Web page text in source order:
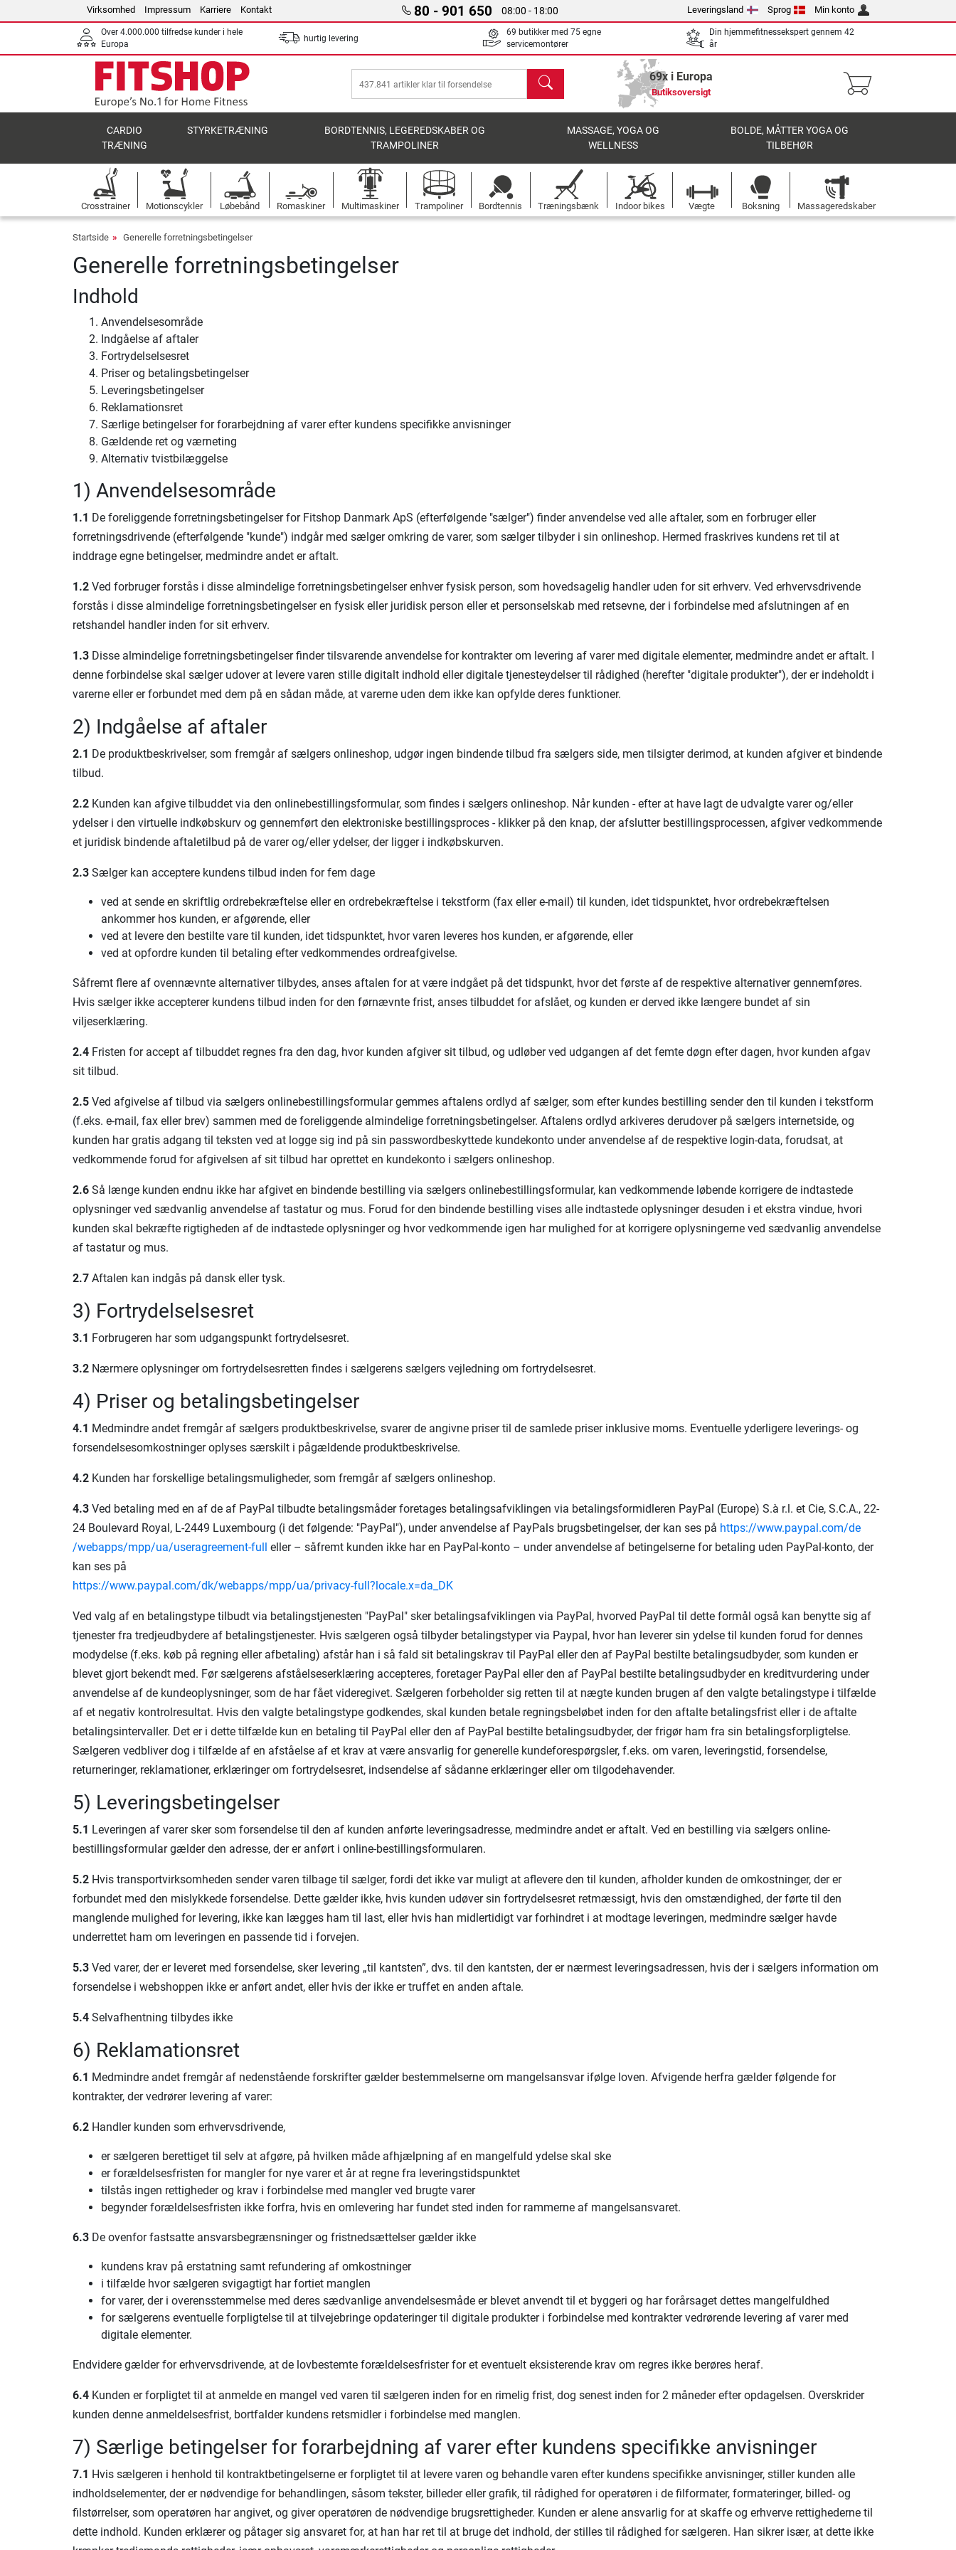
Virksomhed Impressum Karriere Kontakt 80 - 901 650 08:00 - 18:00 Leveringsland Sprog Min konto
Over 4.000.000 tilfredse kunder i hele
Europa
hurtig levering
69 butikker med 75 egne
servicemontører
Din hjemmefitnessekspert gennem 42
år
søg 69x i Europa
Butiksoversigt
CARDIO
TRÆNING
STYRKETRÆNING
BORDTENNIS, LEGEREDSKABER OG
TRAMPOLINER
MASSAGE, YOGA OG
WELLNESS
BOLDE, MÅTTER YOGA OG
TILBEHØR
Crosstrainer Motionscykler Løbebånd Romaskiner Multimaskiner Trampoliner Bordtennis Træningsbænk Indoor bikes Vægte Boksning Massageredskaber
Startside Generelle forretningsbetingelser
Generelle forretningsbetingelser
Indhold
Anvendelsesområde
Indgåelse af aftaler
Fortrydelselsesret
Priser og betalingsbetingelser
Leveringsbetingelser
Reklamationsret
Særlige betingelser for forarbejdning af varer efter kundens specifikke anvisninger
Gældende ret og værneting
Alternativ tvistbilæggelse
1) Anvendelsesområde
1.1 De foreliggende forretningsbetingelser for Fitshop Danmark ApS (efterfølgende "sælger") finder anvendelse ved alle aftaler, som en forbruger eller
forretningsdrivende (efterfølgende "kunde") indgår med sælger omkring de varer, som sælger tilbyder i sin onlineshop. Hermed fraskrives kundens ret til at
inddrage egne betingelser, medmindre andet er aftalt.
1.2 Ved forbruger forstås i disse almindelige forretningsbetingelser enhver fysisk person, som hovedsagelig handler uden for sit erhverv. Ved erhvervsdrivende
forstås i disse almindelige forretningsbetingelser en fysisk eller juridisk person eller et personselskab med retsevne, der i forbindelse med afslutningen af en
retshandel handler inden for sit erhverv.
1.3 Disse almindelige forretningsbetingelser finder tilsvarende anvendelse for kontrakter om levering af varer med digitale elementer, medmindre andet er aftalt. I
denne forbindelse skal sælger udover at levere varen stille digitalt indhold eller digitale tjenesteydelser til rådighed (herefter "digitale produkter"), der er indeholdt i
varerne eller er forbundet med dem på en sådan måde, at varerne uden dem ikke kan opfylde deres funktioner.
2) Indgåelse af aftaler
2.1 De produktbeskrivelser, som fremgår af sælgers onlineshop, udgør ingen bindende tilbud fra sælgers side, men tilsigter derimod, at kunden afgiver et bindende
tilbud.
2.2 Kunden kan afgive tilbuddet via den onlinebestillingsformular, som findes i sælgers onlineshop. Når kunden - efter at have lagt de udvalgte varer og/eller
ydelser i den virtuelle indkøbskurv og gennemført den elektroniske bestillingsproces - klikker på den knap, der afslutter bestillingsprocessen, afgiver vedkommende
et juridisk bindende aftaletilbud på de varer og/eller ydelser, der ligger i indkøbskurven.
2.3 Sælger kan acceptere kundens tilbud inden for fem dage
ved at sende en skriftlig ordrebekræftelse eller en ordrebekræftelse i tekstform (fax eller e-mail) til kunden, idet tidspunktet, hvor ordrebekræftelsen
ankommer hos kunden, er afgørende, eller
ved at levere den bestilte vare til kunden, idet tidspunktet, hvor varen leveres hos kunden, er afgørende, eller
ved at opfordre kunden til betaling efter vedkommendes ordreafgivelse.
Såfremt flere af ovennævnte alternativer tilbydes, anses aftalen for at være indgået på det tidspunkt, hvor det første af de respektive alternativer gennemføres.
Hvis sælger ikke accepterer kundens tilbud inden for den førnævnte frist, anses tilbuddet for afslået, og kunden er derved ikke længere bundet af sin
viljeserklæring.
2.4 Fristen for accept af tilbuddet regnes fra den dag, hvor kunden afgiver sit tilbud, og udløber ved udgangen af det femte døgn efter dagen, hvor kunden afgav
sit tilbud.
2.5 Ved afgivelse af tilbud via sælgers onlinebestillingsformular gemmes aftalens ordlyd af sælger, som efter kundes bestilling sender den til kunden i tekstform
(f.eks. e-mail, fax eller brev) sammen med de foreliggende almindelige forretningsbetingelser. Aftalens ordlyd arkiveres derudover på sælgers internetside, og
kunden har gratis adgang til teksten ved at logge sig ind på sin passwordbeskyttede kundekonto under anvendelse af de respektive login-data, forudsat, at
vedkommende forud for afgivelsen af sit tilbud har oprettet en kundekonto i sælgers onlineshop.
2.6 Så længe kunden endnu ikke har afgivet en bindende bestilling via sælgers onlinebestillingsformular, kan vedkommende løbende korrigere de indtastede
oplysninger ved sædvanlig anvendelse af tastatur og mus. Forud for den bindende bestilling vises alle indtastede oplysninger desuden i et ekstra vindue, hvori
kunden skal bekræfte rigtigheden af de indtastede oplysninger og hvor vedkommende igen har mulighed for at korrigere oplysningerne ved sædvanlig anvendelse
af tastatur og mus.
2.7 Aftalen kan indgås på dansk eller tysk.
3) Fortrydelselsesret
3.1 Forbrugeren har som udgangspunkt fortrydelsesret.
3.2 Nærmere oplysninger om fortrydelsesretten findes i sælgerens sælgers vejledning om fortrydelsesret.
4) Priser og betalingsbetingelser
4.1 Medmindre andet fremgår af sælgers produktbeskrivelse, svarer de angivne priser til de samlede priser inklusive moms. Eventuelle yderligere leverings- og
forsendelsesomkostninger oplyses særskilt i pågældende produktbeskrivelse.
4.2 Kunden har forskellige betalingsmuligheder, som fremgår af sælgers onlineshop.
4.3 Ved betaling med en af de af PayPal tilbudte betalingsmåder foretages betalingsafviklingen via betalingsformidleren PayPal (Europe) S.à r.l. et Cie, S.C.A., 22-
24 Boulevard Royal, L-2449 Luxembourg (i det følgende: "PayPal"), under anvendelse af PayPals brugsbetingelser, der kan ses på https://www.paypal.com/de
/webapps/mpp/ua/useragreement-full eller – såfremt kunden ikke har en PayPal-konto – under anvendelse af betingelserne for betaling uden PayPal-konto, der
kan ses på
https://www.paypal.com/dk/webapps/mpp/ua/privacy-full?locale.x=da_DK
Ved valg af en betalingstype tilbudt via betalingstjenesten "PayPal" sker betalingsafviklingen via PayPal, hvorved PayPal til dette formål også kan benytte sig af
tjenester fra tredjeudbydere af betalingstjenester. Hvis sælgeren også tilbyder betalingstyper via Paypal, hvor han leverer sin ydelse til kunden forud for dennes
modydelse (f.eks. køb på regning eller afbetaling) afstår han i så fald sit betalingskrav til PayPal eller den af PayPal bestilte betalingsudbyder, som kunden er
blevet gjort bekendt med. Før sælgerens afståelseserklæring accepteres, foretager PayPal eller den af PayPal bestilte betalingsudbyder en kreditvurdering under
anvendelse af de kundeoplysninger, som de har fået videregivet. Sælgeren forbeholder sig retten til at nægte kunden brugen af den valgte betalingstype i tilfælde
af et negativ kontrolresultat. Hvis den valgte betalingstype godkendes, skal kunden betale regningsbeløbet inden for den aftalte betalingsfrist eller i de aftalte
betalingsintervaller. Det er i dette tilfælde kun en betaling til PayPal eller den af PayPal bestilte betalingsudbyder, der frigør ham fra sin betalingsforpligtelse.
Sælgeren vedbliver dog i tilfælde af en afståelse af et krav at være ansvarlig for generelle kundeforespørgsler, f.eks. om varen, leveringstid, forsendelse,
returneringer, reklamationer, erklæringer om fortrydelsesret, indsendelse af sådanne erklæringer eller om tilgodehavender.
5) Leveringsbetingelser
5.1 Leveringen af varer sker som forsendelse til den af kunden anførte leveringsadresse, medmindre andet er aftalt. Ved en bestilling via sælgers online-
bestillingsformular gælder den adresse, der er anført i online-bestillingsformularen.
5.2 Hvis transportvirksomheden sender varen tilbage til sælger, fordi det ikke var muligt at aflevere den til kunden, afholder kunden de omkostninger, der er
forbundet med den mislykkede forsendelse. Dette gælder ikke, hvis kunden udøver sin fortrydelsesret retmæssigt, hvis den omstændighed, der førte til den
manglende mulighed for levering, ikke kan lægges ham til last, eller hvis han midlertidigt var forhindret i at modtage leveringen, medmindre sælger havde
underrettet ham om leveringen en passende tid i forvejen.
5.3 Ved varer, der er leveret med forsendelse, sker levering „til kantsten”, dvs. til den kantsten, der er nærmest leveringsadressen, hvis der i sælgers information om
forsendelse i webshoppen ikke er anført andet, eller hvis der ikke er truffet en anden aftale.
5.4 Selvafhentning tilbydes ikke
6) Reklamationsret
6.1 Medmindre andet fremgår af nedenstående forskrifter gælder bestemmelserne om mangelsansvar ifølge loven. Afvigende herfra gælder følgende for
kontrakter, der vedrører levering af varer:
6.2 Handler kunden som erhvervsdrivende,
er sælgeren berettiget til selv at afgøre, på hvilken måde afhjælpning af en mangelfuld ydelse skal ske
er forældelsesfristen for mangler for nye varer et år at regne fra leveringstidspunktet
tilstås ingen rettigheder og krav i forbindelse med mangler ved brugte varer
begynder forældelsesfristen ikke forfra, hvis en omlevering har fundet sted inden for rammerne af mangelsansvaret.
6.3 De ovenfor fastsatte ansvarsbegrænsninger og fristnedsættelser gælder ikke
kundens krav på erstatning samt refundering af omkostninger
i tilfælde hvor sælgeren svigagtigt har fortiet manglen
for varer, der i overensstemmelse med deres sædvanlige anvendelsesmåde er blevet anvendt til et byggeri og har forårsaget dettes mangelfuldhed
for sælgerens eventuelle forpligtelse til at tilvejebringe opdateringer til digitale produkter i forbindelse med kontrakter vedrørende levering af varer med
digitale elementer.
Endvidere gælder for erhvervsdrivende, at de lovbestemte forældelsesfrister for et eventuelt eksisterende krav om regres ikke berøres heraf.
6.4 Kunden er forpligtet til at anmelde en mangel ved varen til sælgeren inden for en rimelig frist, dog senest inden for 2 måneder efter opdagelsen. Overskrider
kunden denne anmeldelsesfrist, bortfalder kundens retsmidler i forbindelse med manglen.
7) Særlige betingelser for forarbejdning af varer efter kundens specifikke anvisninger
7.1 Hvis sælgeren i henhold til kontraktbetingelserne er forpligtet til at levere varen og behandle varen efter kundens specifikke anvisninger, stiller kunden alle
indholdselementer, der er nødvendige for behandlingen, såsom tekster, billeder eller grafik, til rådighed for operatøren i de filformater, formateringer, billed- og
filstørrelser, som operatøren har angivet, og giver operatøren de nødvendige brugsrettigheder. Kunden er alene ansvarlig for at skaffe og erhverve rettighederne til
dette indhold. Kunden erklærer og påtager sig ansvaret for, at han har ret til at bruge det indhold, der stilles til rådighed for sælgeren. Han sikrer især, at dette ikke